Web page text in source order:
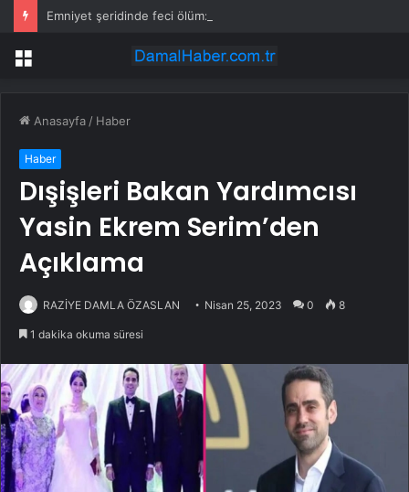
Menü
Anasayfa / Haber
Haber
Dışişleri Bakan Yardımcısı
Yasin Ekrem Serim’den
Açıklama
RAZİYE DAMLA ÖZASLAN Nisan 25, 2023 0 8
1 dakika okuma süresi